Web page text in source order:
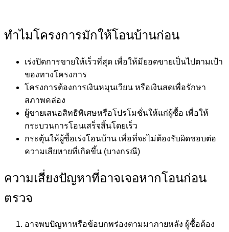
ทำไมโครงการมักให้โอนบ้านก่อน
เร่งปิดการขายให้เร็วที่สุด เพื่อให้มียอดขายเป็นไปตามเป้า
ของทางโครงการ
โครงการต้องการเงินหมุนเวียน หรือเงินสดเพื่อรักษา
สภาพคล่อง
ผู้ขายเสนอสิทธิพิเศษหรือโปรโมชั่นให้แก่ผู้ซื้อ เพื่อให้
กระบวนการโอนเสร็จสิ้นโดยเร็ว
กระตุ้นให้ผู้ซื้อเร่งโอนบ้าน เพื่อที่จะไม่ต้องรับผิดชอบต่อ
ความเสียหายที่เกิดขึ้น (บางกรณี)
ความเสี่ยงปัญหาที่อาจเจอหากโอนก่อน
ตรวจ
อาจพบปัญหาหรือข้อบกพร่องตามมาภายหลัง ผู้ซื้อต้อง